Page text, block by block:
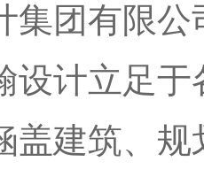
集团有限
设计立足
盖建筑、